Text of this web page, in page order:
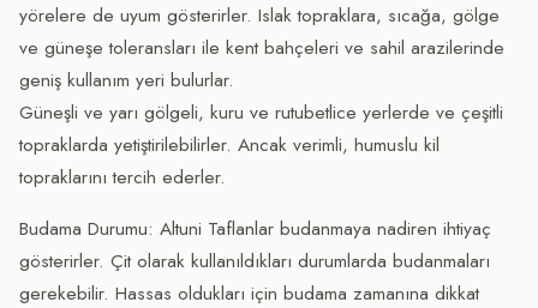
yörelere de uyum gösterirler. Islak topraklara, sıcağa, gölge
ve güneşe toleransları ile kent bahçeleri ve sahil arazilerinde
geniş kullanım yeri bulurlar.
Güneşli ve yarı gölgeli, kuru ve rutubetlice yerlerde ve çeşitli
topraklarda yetiştirilebilirler. Ancak verimli, humuslu kil
topraklarını tercih ederler.
Budama Durumu: Altuni Taflanlar budanmaya nadiren ihtiyaç
gösterirler. Çit olarak kullanıldıkları durumlarda budanmaları
gerekebilir. Hassas oldukları için budama zamanına dikkat